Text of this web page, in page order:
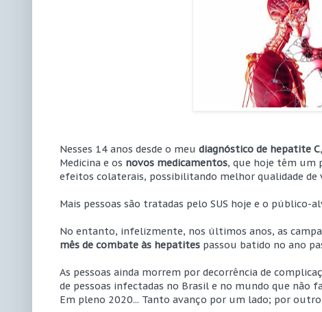
Nesses 14 anos desde o meu diagnóstico de hepatite C
Medicina e os novos medicamentos, que hoje têm um
efeitos colaterais, possibilitando melhor qualidade
Mais pessoas são tratadas pelo SUS hoje e o público-
No entanto, infelizmente, nos últimos anos, as
mês de combate às hepatites passou batido no ano
As pessoas ainda morrem por decorrência de
de pessoas infectadas no Brasil e no mundo que não
Em pleno 2020... Tanto avanço por um lado; por